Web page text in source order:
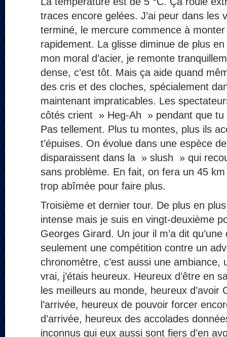
traces encore gelées. J’ai peur dans les
terminé, le mercure commence à
rapidement. La glisse diminue de plus
mon moral d’acier, je remonte
dense, c’est tôt. Mais ça aide quand
des cris et des cloches, spécialement
maintenant impraticables. Les
côtés crient » Heg-Ah » pendant que tu
Pas tellement. Plus tu montes, plus ils
t’épuises. On évolue dans une espèce
disparaissent dans la » slush » qui
sans problème. En fait, on fera un 45
trop abîmée pour faire plus.
Troisième et dernier tour. De plus en
intense mais je suis en vingt-deuxième
Georges Girard. Un jour il m’a dit qu’une
seulement une compétition contre un
chronomètre, c’est aussi une ambiance,
vrai, j’étais heureux. Heureux d’être en
les meilleurs au monde, heureux d’avoir
l’arrivée, heureux de pouvoir forcer
d’arrivée, heureux des accolades
inconnus qui eux aussi sont fiers d’en